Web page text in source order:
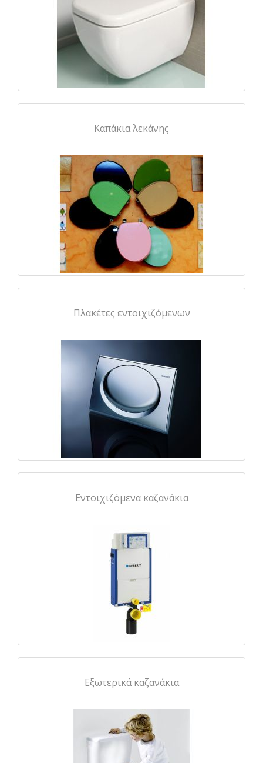
Καπάκια λεκάνης
Πλακέτες εντοιχιζόμενων
Εντοιχιζόμενα καζανάκια
Εξωτερικά καζανάκια